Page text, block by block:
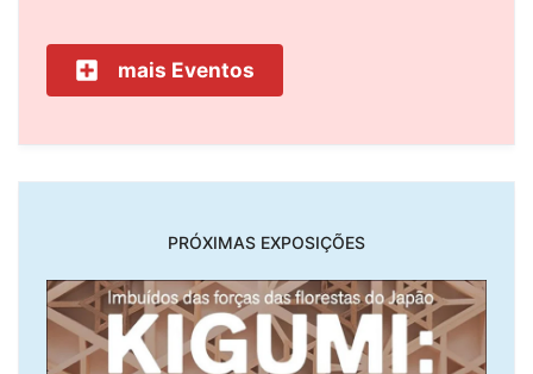
mais Eventos
PRÓXIMAS EXPOSIÇÕES